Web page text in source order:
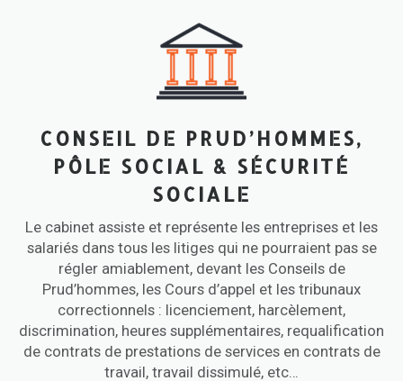
CONSEIL DE PRUD’HOMMES,
PÔLE SOCIAL & SÉCURITÉ
SOCIALE
Le cabinet assiste et représente les entreprises et les
salariés dans tous les litiges qui ne pourraient pas se
régler amiablement, devant les Conseils de
Prud’hommes, les Cours d’appel et les tribunaux
correctionnels : licenciement, harcèlement,
discrimination, heures supplémentaires, requalification
de contrats de prestations de services en contrats de
travail, travail dissimulé, etc…